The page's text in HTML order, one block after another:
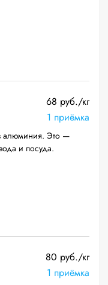
68 руб./кг
1 приёмка
алюминия. Это —
и посуда.
80 руб./кг
1 приёмка